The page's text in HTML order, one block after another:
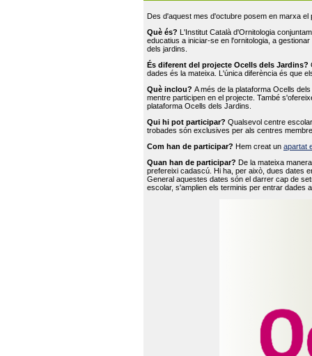
Des d'aquest mes d'octubre posem en marxa
Què és? L'Institut Català d'Ornitologia
educatius a iniciar-se en l'ornitologia, a
dels jardins.
És diferent del projecte Ocells dels Jardins?
dades és la mateixa. L'única diferència és que
Què inclou? A més de la plataforma Ocells
mentre participen en el projecte. També
plataforma Ocells dels Jardins.
Qui hi pot participar? Qualsevol centre
trobades són exclusives per als centres
Com han de participar? Hem creat un apartat
Quan han de participar? De la mateixa
prefereixi cadascú. Hi ha, per això, dues dates
General aquestes dates són el darrer cap de
escolar, s'amplien els terminis per entrar dades